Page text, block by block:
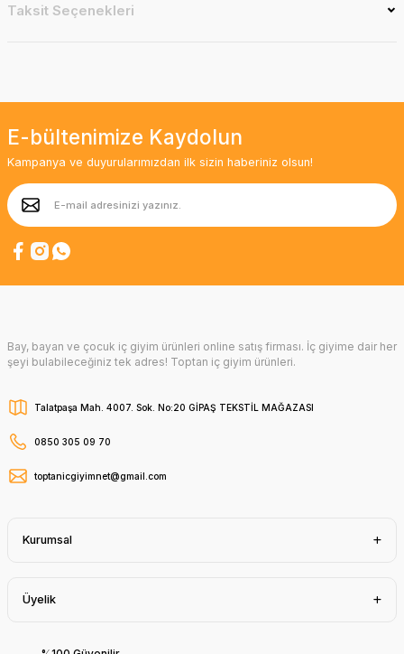
Taksit Seçenekleri
E-bültenimize Kaydolun
Kampanya ve duyurularımızdan ilk sizin haberiniz olsun!
Bay, bayan ve çocuk iç giyim ürünleri online satış firması. İç giyime dair her
şeyi bulabileceğiniz tek adres! Toptan iç giyim ürünleri.
Talatpaşa Mah. 4007. Sok. No:20 GİPAŞ TEKSTİL MAĞAZASI
0850 305 09 70
toptanicgiyimnet@gmail.com
Kurumsal
Üyelik